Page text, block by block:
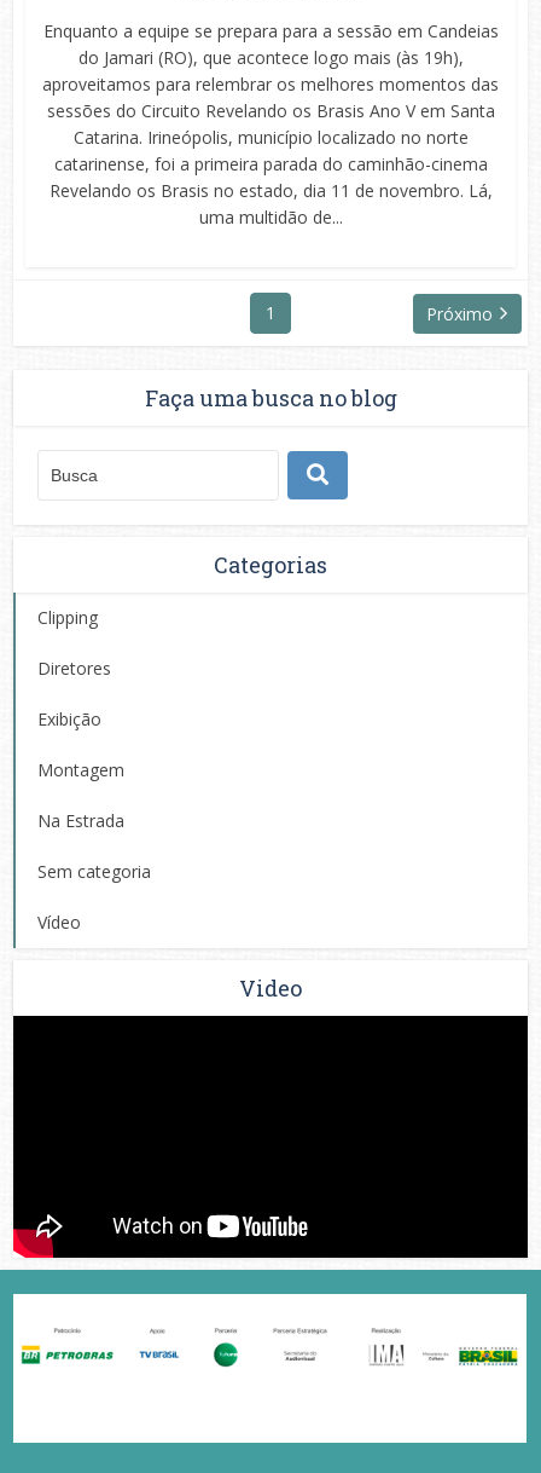
Enquanto a equipe se prepara para a sessão em Candeias
do Jamari (RO), que acontece logo mais (às 19h),
aproveitamos para relembrar os melhores momentos das
sessões do Circuito Revelando os Brasis Ano V em Santa
Catarina. Irineópolis, município localizado no norte
catarinense, foi a primeira parada do caminhão-cinema
Revelando os Brasis no estado, dia 11 de novembro. Lá,
uma multidão de...
1 Próximo
Faça uma busca no blog
Categorias
Clipping
Diretores
Exibição
Montagem
Na Estrada
Sem categoria
Vídeo
Video